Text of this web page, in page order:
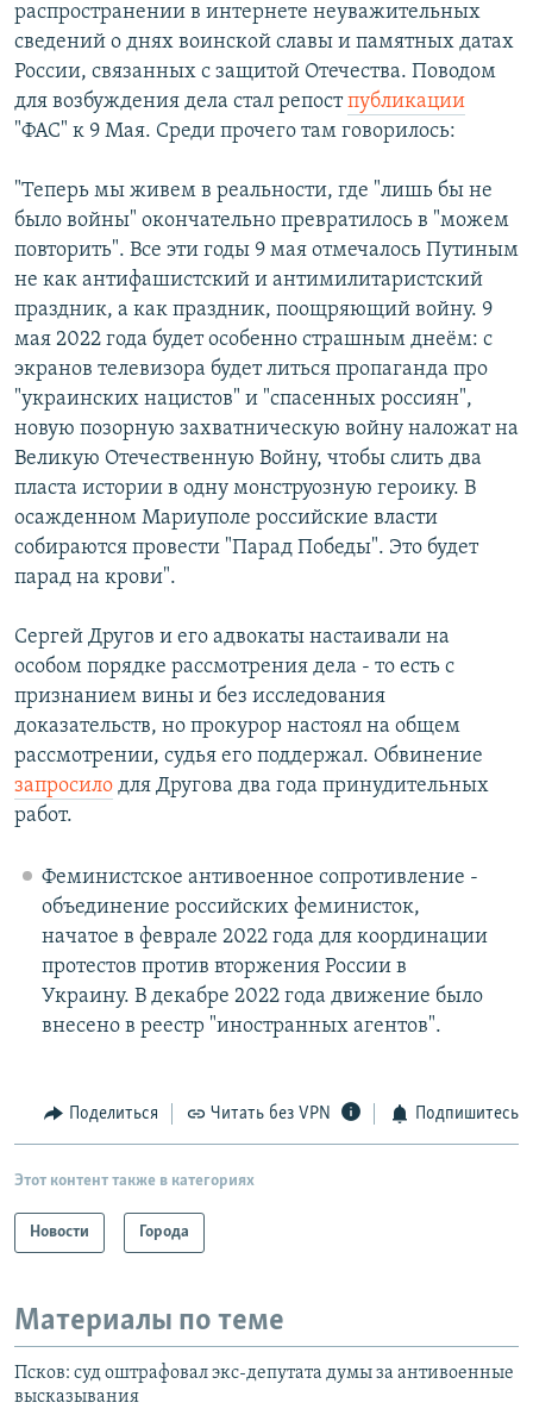
распространении в интернете неуважительных
сведений о днях воинской славы и памятных датах
России, связанных с защитой Отечества. Поводом
для возбуждения дела стал репостпубликации
"ФАС" к 9 Мая. Среди прочего там говорилось:
"Теперь мы живем в реальности, где "лишь бы не
было войны" окончательно превратилось в "можем
повторить". Все эти годы 9 мая отмечалось Путиным
не как антифашистский и антимилитаристский
праздник, а как праздник, поощряющий войну. 9
мая 2022 года будет особенно страшным днеём: с
экранов телевизора будет литься пропаганда про
"украинских нацистов" и "спасенных россиян",
новую позорную захватническую войну наложат на
Великую Отечественную Войну, чтобы слить два
пласта истории в одну монструозную героику. В
осажденном Мариуполе российские власти
собираются провести "Парад Победы". Это будет
парад на крови".
Сергей Другов и его адвокаты настаивали на
особом порядке рассмотрения дела - то есть с
признанием вины и без исследования
доказательств, но прокурор настоял на общем
рассмотрении, судья его поддержал. Обвинение
запросило для Другова два года принудительных
работ.
Феминистское антивоенное сопротивление -
объединение российских феминисток,
начатое в феврале 2022 года для координации
протестов против вторжения России в
Украину. В декабре 2022 года движение было
внесено в реестр "иностранных агентов".
Поделиться Читать без VPN Подпишитесь
Этот контент также в категориях
Новости Города
Материалы по теме
Псков: суд оштрафовал экс-депутата думы за антивоенные
высказывания